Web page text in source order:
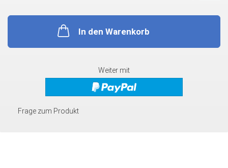
In den Warenkorb
Weiter mit
Frage zum Produkt